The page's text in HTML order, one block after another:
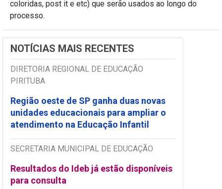
coloridas, post it e etc) que serão usados ao longo do
processo.
NOTÍCIAS MAIS RECENTES
DIRETORIA REGIONAL DE EDUCAÇÃO
PIRITUBA
Região oeste de SP ganha duas novas
unidades educacionais para ampliar o
atendimento na Educação Infantil
SECRETARIA MUNICIPAL DE EDUCAÇÃO
Resultados do Ideb já estão disponíveis
para consulta